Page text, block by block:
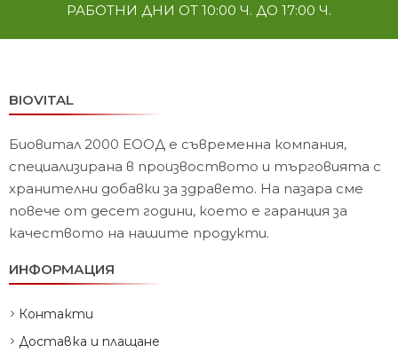
РАБОТНИ ДНИ ОТ 10:00 Ч. ДО 17:00 Ч.
BIOVITAL
Биовитал 2000 ЕООД е съвременна компания,
специализирана в произвоството и търговията с
хранителни добавки за здравето. На пазара сме
повече от десет години, което е гаранция за
качеството на нашите продукти.
ИНФОРМАЦИЯ
Контакти
Доставка и плащане